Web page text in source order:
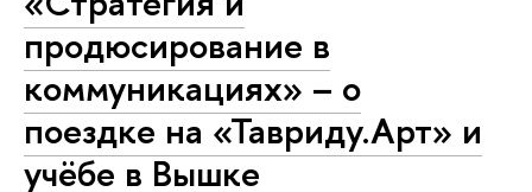
продюсирование в
коммуникациях» – о
поездке на «Тавриду.Арт» и
учёбе в Вышке